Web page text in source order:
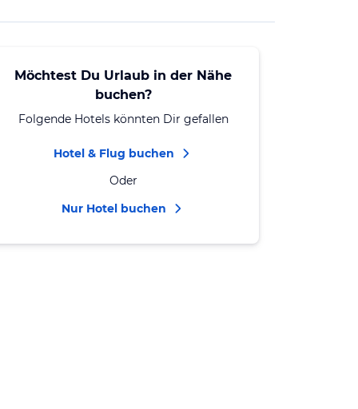
Möchtest Du Urlaub in der Nähe
buchen?
Folgende Hotels könnten Dir gefallen
Hotel & Flug buchen
Oder
Nur Hotel buchen